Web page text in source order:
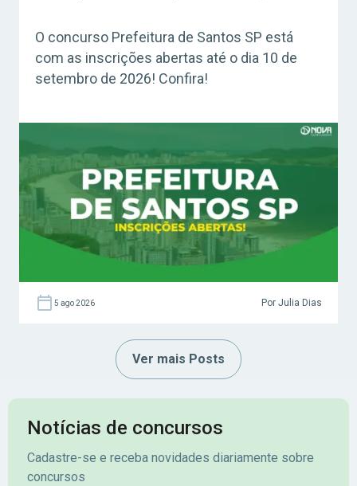
O concurso Prefeitura de Santos SP está
com as inscrições abertas até o dia 10 de
setembro de 2026! Confira!
5 ago 2026 Por Julia Dias
Ver mais Posts
Notícias de concursos
Cadastre-se e receba novidades diariamente sobre
concursos